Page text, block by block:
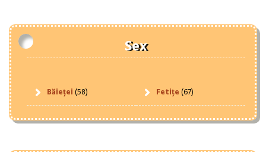
Sex
Băieței(58) Fetițe(67)